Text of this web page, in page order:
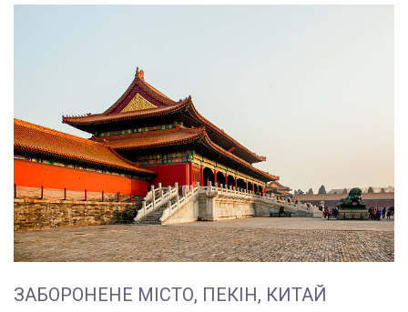
ЗАБОРОНЕНЕ МІСТО, ПЕКІН, КИТАЙ